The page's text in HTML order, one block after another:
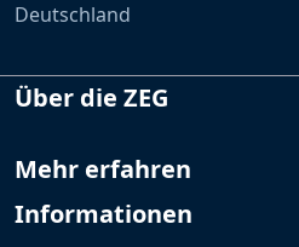
Deutschland
Über die ZEG
Mehr erfahren
Informationen